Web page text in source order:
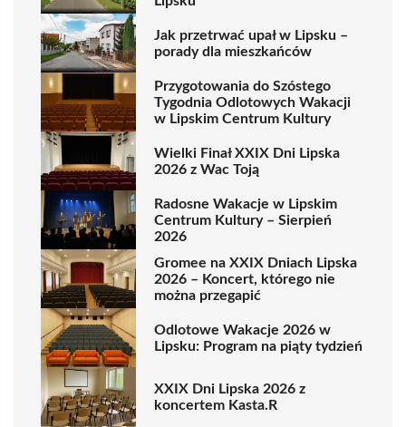
Jak przetrwać upał w Lipsku –
porady dla mieszkańców
Przygotowania do Szóstego
Tygodnia Odlotowych Wakacji
w Lipskim Centrum Kultury
Wielki Finał XXIX Dni Lipska
2026 z Wac Toją
Radosne Wakacje w Lipskim
Centrum Kultury – Sierpień
2026
Gromee na XXIX Dniach Lipska
2026 – Koncert, którego nie
można przegapić
Odlotowe Wakacje 2026 w
Lipsku: Program na piąty tydzień
XXIX Dni Lipska 2026 z
koncertem Kasta.R